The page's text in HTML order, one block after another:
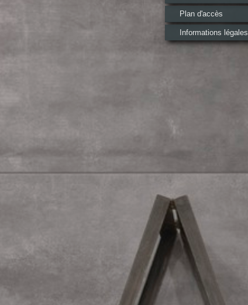
Plan d'accès
Informations légales